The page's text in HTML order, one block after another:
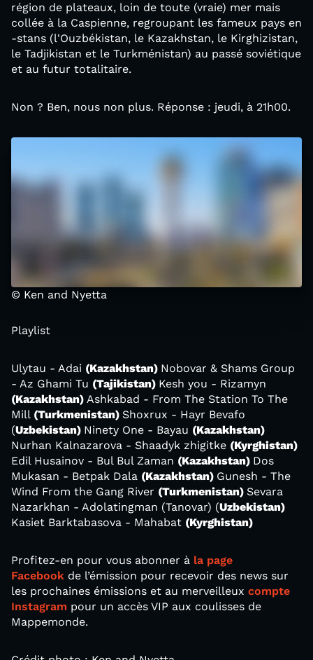
région de plateaux, loin de toute (vraie) mer mais
collée à la Caspienne, regroupant les fameux pays en
-stans (l'Ouzbékistan, le Kazakhstan, le Kirghizistan,
le Tadjikistan et le Turkménistan) au passé soviétique
et au futur totalitaire.
Non ? Ben, nous non plus. Réponse : jeudi, à 21h00.
© Ken and Nyetta
Playlist
Ulytau - Adai (Kazakhstan) Nobovar & Shams Group
- Az Ghami Tu (Tajikistan) Kesh you - Rizamyn
(Kazakhstan) Ashkabad - From The Station To The
Mill (Turkmenistan) Shoxrux - Hayr Bevafo
(Uzbekistan) Ninety One - Bayau (Kazakhstan)
Nurhan Kalnazarova - Shaadyk zhigitke (Kyrghistan)
Edil Husainov - Bul Bul Zaman (Kazakhstan) Dos
Mukasan - Betpak Dala (Kazakhstan) Gunesh - The
Wind From the Gang River (Turkmenistan) Sevara
Nazarkhan - Adolatingman (Tanovar) (Uzbekistan)
Kasiet Barktabasova - Mahabat (Kyrghistan)
Profitez-en pour vous abonner à la page
Facebook de l’émission pour recevoir des news sur
les prochaines émissions et au merveilleux compte
Instagram pour un accès VIP aux coulisses de
Mappemonde.